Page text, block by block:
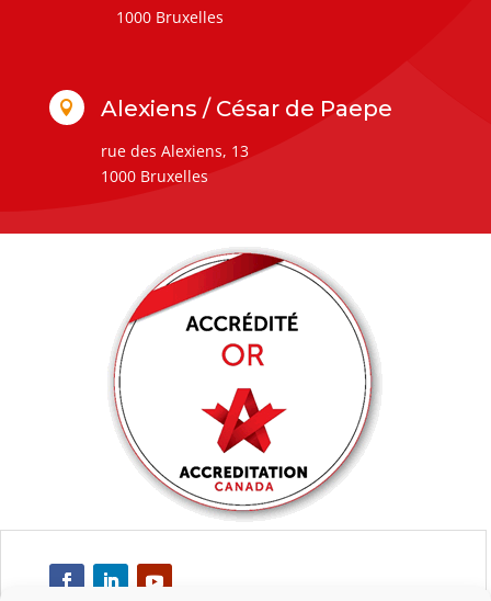
1000 Bruxelles
 Alexiens / César de Paepe
rue des Alexiens, 13
1000 Bruxelles